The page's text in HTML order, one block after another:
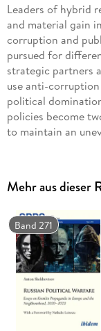
Leaders of hybrid
and material gain
corruption and
pursued for
strategic partners
use anti-
political
policies become
to maintain an
Leonid Kuchma
2010), and Viktor
expert interviews,
presidential
corruption
tracing of the
presidents.
Mehr aus dieser
Band 271